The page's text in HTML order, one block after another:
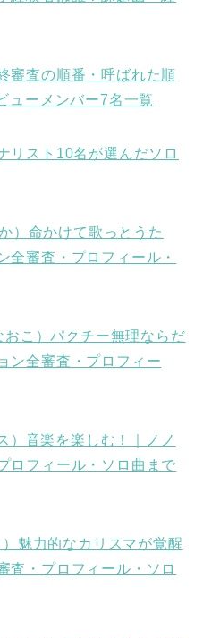
審査の順番・呼ばれた順
ューメンバー7名一覧
リスト10名が選んだソロ
）命かけて歌っとうた
全審査・プロフィール・
こ）パクチー無理ならだ
ン全審査・プロフィー
）音楽を楽しむ！｜ノノ
ロフィール・ソロ曲まで
魅力的なカリスマが覚醒
査・プロフィール・ソロ